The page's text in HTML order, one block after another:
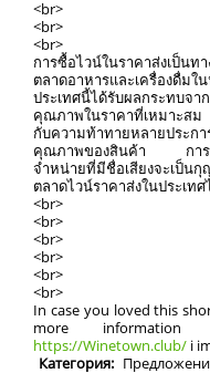
<br>
<br>
<br>
การซื้อไวน์ในราคาส่งเป็นท
ตลาดอาหารและเครื่องดื่ม
ประเทศนี้ได้รับผลกระทบจ
คุณภาพในราคาที่เหมาะสม
กับความท้าทายหลายประ
คุณภาพของสินค้า การสร้
จำหน่ายที่มีชื่อเสียงจะเป็น
ตลาดไวน์ราคาส่งในประเท
<br>
<br>
<br>
<br>
<br>
<br>
In case you loved this
more information
https://Winetown.club/ i
Категория: